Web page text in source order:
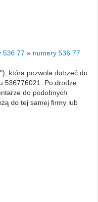
536 77 » numery 536 77
która pozwola dotrzeć do
536776021. Po drodze
do podobnych
do tej samej firmy lub